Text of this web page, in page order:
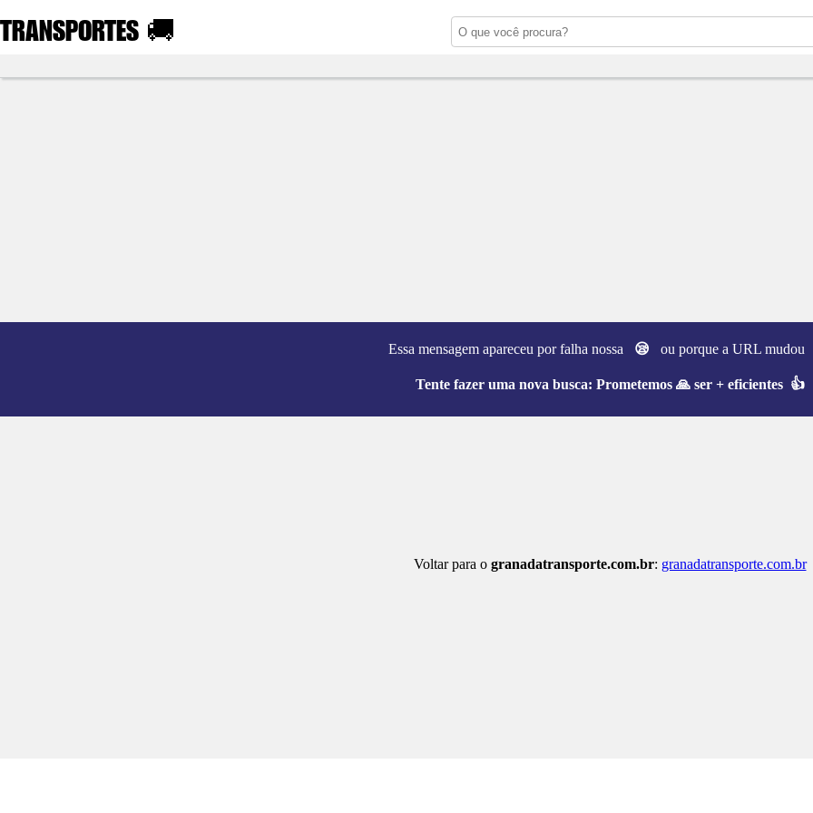
TRANSPORTES 🚚
Essa mensagem apareceu por falha nossa 😪 ou porque a URL
Tente fazer uma nova busca: Prometemos 🙏 ser + eficientes 👍
Voltar para o granadatransporte.com.br: granadatransporte.com.br